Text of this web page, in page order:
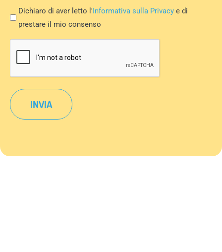
Privacy
Policy
*
Dichiaro di aver letto l'Informativa sulla Privacy e di
prestare il mio consenso